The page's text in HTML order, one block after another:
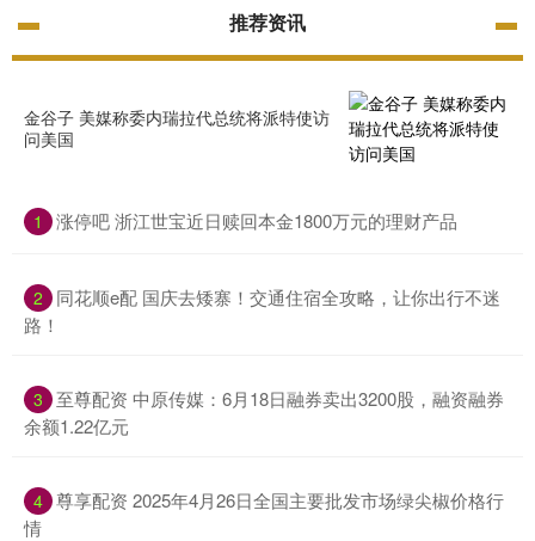
推荐资讯
金谷子 美媒称委内瑞拉代总统将派特使访
问美国
1 涨停吧 浙江世宝近日赎回本金1800万元的理财产品
2
同花顺e配 国庆去矮寨！交通住宿全攻略，让你出行不迷
路！
3 至尊配资 中原传媒：6月18日融券卖出3200股，融资融券
余额1.22亿元
4 尊享配资 2025年4月26日全国主要批发市场绿尖椒价格行
情